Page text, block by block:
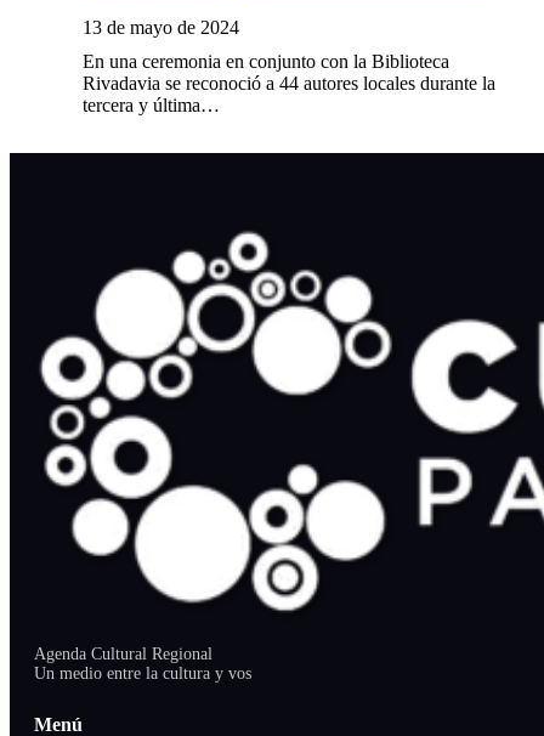
13 de mayo de 2024
En una ceremonia en conjunto con la Biblioteca
Rivadavia se reconoció a 44 autores locales durante la
tercera y última…
Agenda Cultural Regional
Un medio entre la cultura y vos
Menú